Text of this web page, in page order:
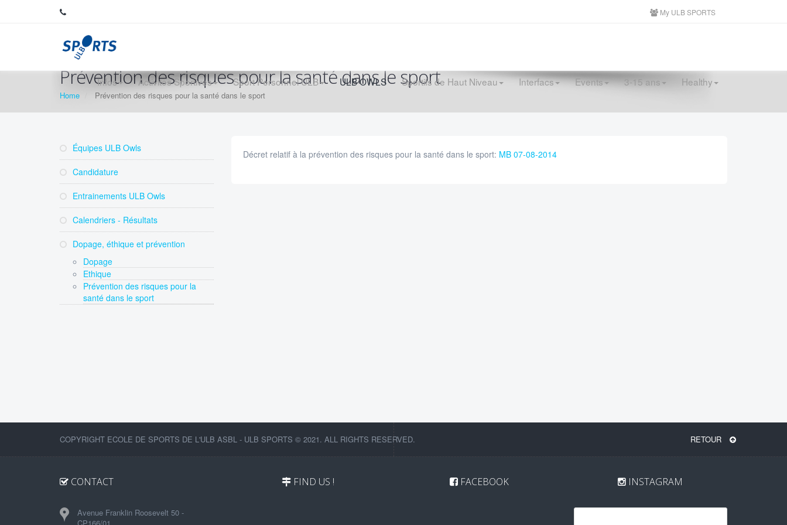
My ULB SPORTS
Infos Activités Sportives Sport Personnel ULB ULB OWLS Sportifs de Haut Niveau Interfacs Events 3-15 ans Healthy
Prévention des risques pour la santé dans le sport
Home Prévention des risques pour la santé dans le sport
Équipes ULB Owls
Candidature
Entrainements ULB Owls
Calendriers - Résultats
Dopage, éthique et prévention
Dopage
Ethique
Prévention des risques pour la
santé dans le sport
Décret relatif à la prévention des risques pour la santé dans le sport: MB 07-08-2014
COPYRIGHT ECOLE DE SPORTS DE L'ULB ASBL - ULB SPORTS © 2021. ALL RIGHTS RESERVED. RETOUR
CONTACT
Avenue Franklin Roosevelt 50 -
FIND US ! FACEBOOK INSTAGRAM